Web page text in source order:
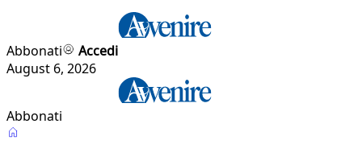
Abbonati
Accedi
August 6, 2026
Abbonati